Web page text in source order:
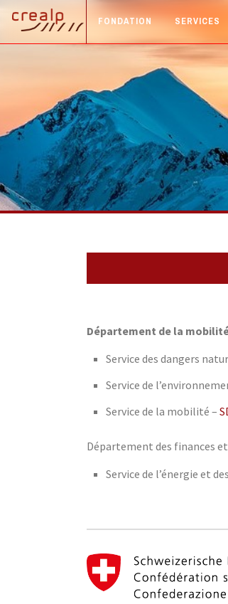
FONDATION SERVICES
Département de la
Service des dangers
Service de
Service de la mobilité –
Département des finances et
Service de l’énergie et